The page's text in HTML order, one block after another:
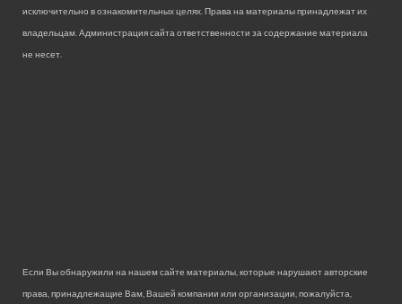
исключительно в ознакомительных целях. Права на материалы принадлежат их
владельцам. Администрация сайта ответственности за содержание материала
не несет.
Если Вы обнаружили на нашем сайте материалы, которые нарушают авторские
права, принадлежащие Вам, Вашей компании или организации, пожалуйста,